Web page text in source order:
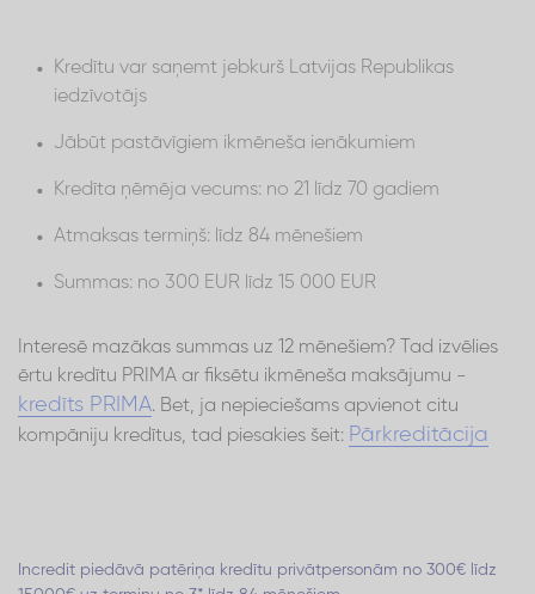
Kredītu var saņemt jebkurš Latvijas Republikas
iedzīvotājs
Jābūt pastāvīgiem ikmēneša ienākumiem
Kredīta ņēmēja vecums: no 21 līdz 70 gadiem
Atmaksas termiņš: līdz 84 mēnešiem
Summas: no 300 EUR līdz 15 000 EUR
Interesē mazākas summas uz 12 mēnešiem? Tad izvēlies
ērtu kredītu PRIMA ar fiksētu ikmēneša maksājumu -
kredīts PRIMA. Bet, ja nepieciešams apvienot citu
kompāniju kredītus, tad piesakies šeit: Pārkreditācija
Incredit piedāvā patēriņa kredītu privātpersonām no 300€ līdz